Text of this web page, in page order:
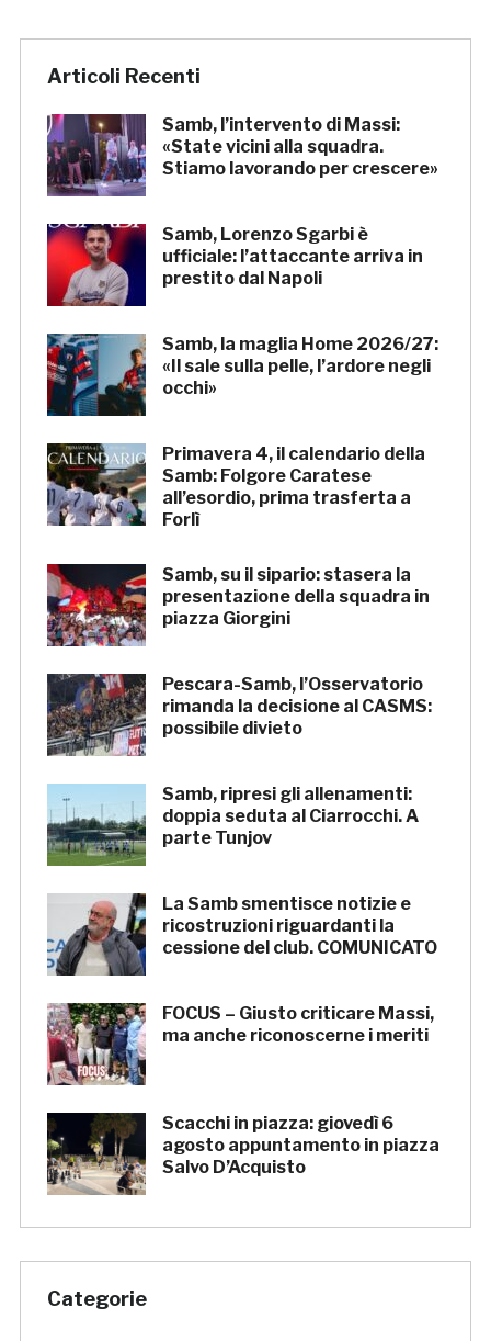
Articoli Recenti
Samb, l’intervento di Massi:
«State vicini alla squadra.
Stiamo lavorando per crescere»
Samb, Lorenzo Sgarbi è
ufficiale: l’attaccante arriva in
prestito dal Napoli
Samb, la maglia Home 2026/27:
«Il sale sulla pelle, l’ardore negli
occhi»
Primavera 4, il calendario della
Samb: Folgore Caratese
all’esordio, prima trasferta a
Forlì
Samb, su il sipario: stasera la
presentazione della squadra in
piazza Giorgini
Pescara-Samb, l’Osservatorio
rimanda la decisione al CASMS:
possibile divieto
Samb, ripresi gli allenamenti:
doppia seduta al Ciarrocchi. A
parte Tunjov
La Samb smentisce notizie e
ricostruzioni riguardanti la
cessione del club. COMUNICATO
FOCUS – Giusto criticare Massi,
ma anche riconoscerne i meriti
Scacchi in piazza: giovedì 6
agosto appuntamento in piazza
Salvo D’Acquisto
Categorie